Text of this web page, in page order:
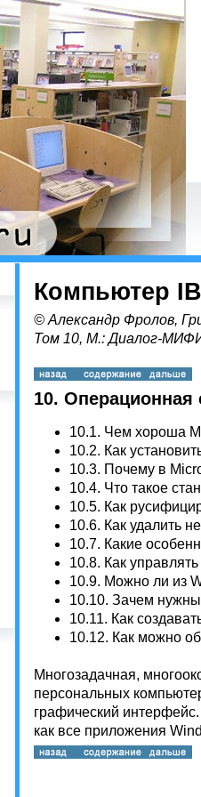
Компьютер
© Александр Фролов,
Том 10, М.: Диалог-
10. Операционная
10.1. Чем хороша
10.2. Как
10.3. Почему в
10.4. Что такое
10.5. Как
10.6. Как удалить
10.7. Какие
10.8. Как
10.9. Можно ли из
10.10. Зачем
10.11. Как
10.12. Как можно
Многозадачная,
персональных
графический
как все приложения